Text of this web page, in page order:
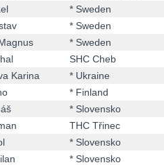
* Sweden
* Sweden
* Sweden
SHC Cheb
Karina
* Ukraine
* Finland
* Slovensko
THC Třinec
* Slovensko
* Slovensko